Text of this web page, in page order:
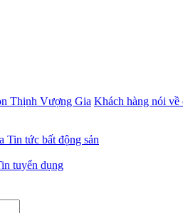
Thịnh Vượng Gia Khách hàng nói về
Tin tức bất động sản
tuyển dụng